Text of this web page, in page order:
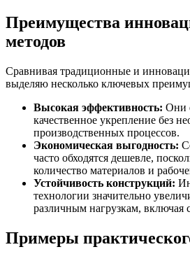
Преимущества
методов
Сравнивая традиционные и
выделяю несколько ключевых
Высокая эффективность: Они
качественное укрепление без
производственных процессов.
Экономическая выгодность:
часто обходятся дешевле,
количество материалов и
Устойчивость конструкций:
технологии значительно
различным нагрузкам, включая
Примеры